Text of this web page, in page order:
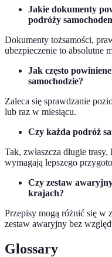
Jakie dokumenty
podróży
Dokumenty tożsamości,
ubezpieczenie to absolutne
Jak często
samochodzie?
Zaleca się sprawdzanie
lub raz w miesiącu.
Czy każda podróż
Tak, zwłaszcza długie
wymagają lepszego
Czy zestaw
krajach?
Przepisy mogą różnić się w
zestaw awaryjny bez
Glossary